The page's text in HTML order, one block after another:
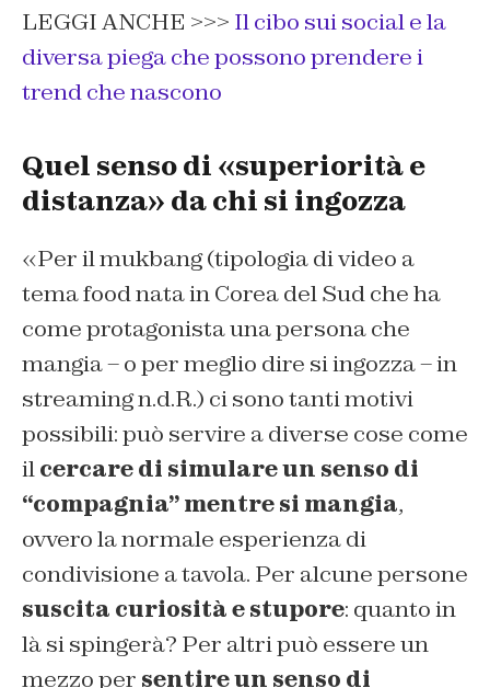
LEGGI ANCHE >>> Il cibo sui social e la
diversa piega che possono prendere i
trend che nascono
Quel senso di «superiorità e
distanza» da chi si ingozza
«Per il mukbang (tipologia di video a
tema food nata in Corea del Sud che ha
come protagonista una persona che
mangia – o per meglio dire si ingozza – in
streaming n.d.R.) ci sono tanti motivi
possibili: può servire a diverse cose come
ilcercare di simulare un senso di
“compagnia” mentre si mangia,
ovvero la normale esperienza di
condivisione a tavola. Per alcune persone
suscita curiosità e stupore: quanto in
là si spingerà? Per altri può essere un
mezzo per sentire un senso di